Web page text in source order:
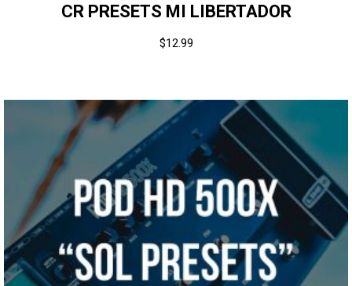
CR PRESETS MI LIBERTADOR
$12.99